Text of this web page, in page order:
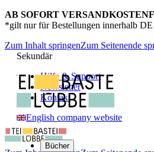
AB SOFORT
*gilt nur für Bestellungen innerhalb DE
Zum Inhalt springenZum Seitenende
Sekundär
Hilfe & Support
Newsletter
Kontakt
English company website
Bücher